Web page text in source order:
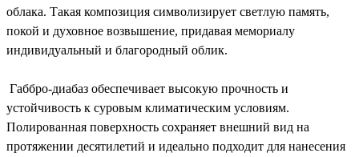
облака. Такая композиция символизирует светлую память,
покой и духовное возвышение, придавая мемориалу
индивидуальный и благородный облик.
Габбро-диабаз обеспечивает высокую прочность и
устойчивость к суровым климатическим условиям.
Полированная поверхность сохраняет внешний вид на
протяжении десятилетий и идеально подходит для нанесения